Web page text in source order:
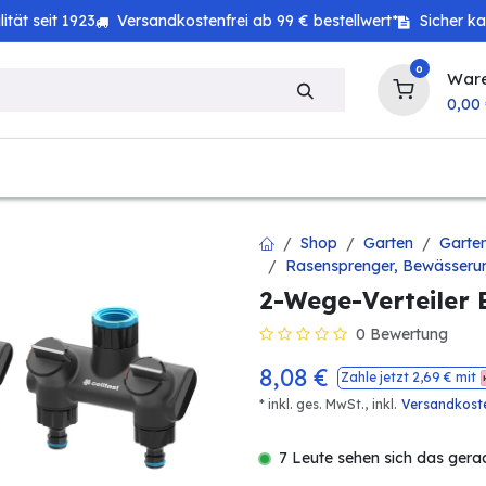
seit 1923 Versandkostenfrei ab 99 € bestellwert* Sicher
0
0,00
Shop Garten
Rasensprenger,
2-Wege-Verteiler
0 Bewertung
8,08 € Zahle jetzt 2,69 € mit
* inkl. ges. MwSt., inkl.
7 Leute sehen sich das